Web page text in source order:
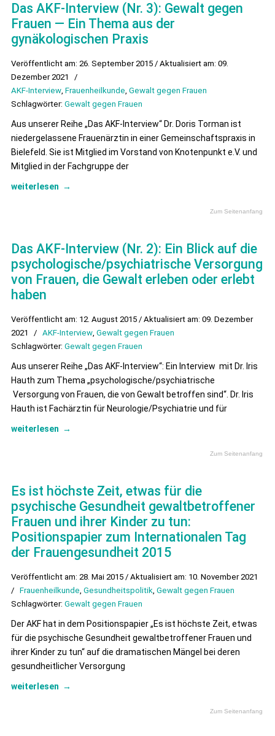
Das AKF-Interview (Nr. 3): Gewalt gegen
Frauen — Ein Thema aus der
gynäkologischen Praxis
Veröffentlicht am: 26. September 2015 / Aktualisiert am: 09.
Dezember 2021
/
AKF-Interview, Frauenheilkunde, Gewalt gegen Frauen
Schlagwörter: Gewalt gegen Frauen
Aus unserer Reihe „Das AKF-Interview“ Dr. Doris Torman ist
niedergelassene Frauenärztin in einer Gemeinschaftspraxis in
Bielefeld. Sie ist Mitglied im Vorstand von Knotenpunkt e.V. und
Mitglied in der Fachgruppe der
weiterlesen →
Zum Seitenanfang
Das AKF-Interview (Nr. 2): Ein Blick auf die
psychologische/psychiatrische Versorgung
von Frauen, die Gewalt erleben oder erlebt
haben
Veröffentlicht am: 12. August 2015 / Aktualisiert am: 09. Dezember
2021
/ AKF-Interview, Gewalt gegen Frauen
Schlagwörter: Gewalt gegen Frauen
Aus unserer Reihe „Das AKF-Interview“: Ein Interview mit Dr. Iris
Hauth zum Thema „psychologische/psychiatrische
Versorgung von Frauen, die von Gewalt betroffen sind“. Dr. Iris
Hauth ist Fachärztin für Neurologie/Psychiatrie und für
weiterlesen →
Zum Seitenanfang
Es ist höchste Zeit, etwas für die
psychische Gesundheit gewaltbetroffener
Frauen und ihrer Kinder zu tun:
Positionspapier zum Internationalen Tag
der Frauengesundheit 2015
Veröffentlicht am: 28. Mai 2015 / Aktualisiert am: 10. November 2021
/ Frauenheilkunde, Gesundheitspolitik, Gewalt gegen Frauen
Schlagwörter: Gewalt gegen Frauen
Der AKF hat in dem Positionspapier „Es ist höchste Zeit, etwas
für die psychische Gesundheit gewaltbetroffener Frauen und
ihrer Kinder zu tun“ auf die dramatischen Mängel bei deren
gesundheitlicher Versorgung
weiterlesen →
Zum Seitenanfang